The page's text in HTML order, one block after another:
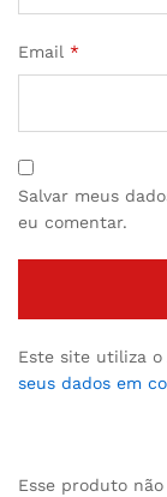
Email *
Salvar meus
eu comentar.
Este site utiliza o
seus dados em
Esse produto